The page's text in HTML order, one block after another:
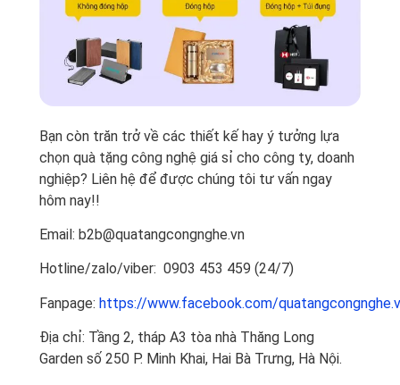
Bạn còn trăn trở về các thiết kế hay ý tưởng lựa
chọn quà tặng công nghệ giá sỉ cho công ty, doanh
nghiệp? Liên hệ để được chúng tôi tư vấn ngay
hôm nay!!
Email: b2b@quatangcongnghe.vn
Hotline/zalo/viber: 0903 453 459 (24/7)
Fanpage: https://www.facebook.com/
Địa chỉ: Tầng 2, tháp A3 tòa nhà Thăng Long
Garden số 250 P. Minh Khai, Hai Bà Trưng, Hà Nội.